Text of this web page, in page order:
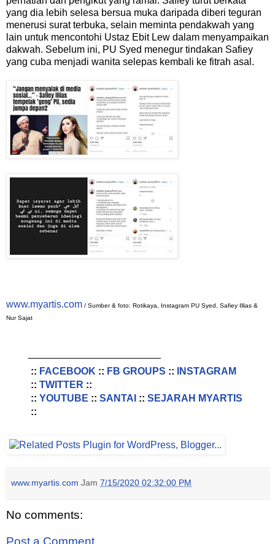
yang dia lebih selesa bersua muka daripada diberi teguran
menerusi surat terbuka, selain meminta pendakwah yang
lain untuk mencontohi Ustaz Ebit Lew dalam menyampaikan
dakwah. Sebelum ini, PU Syed menegur tindakan Safiey
yang cuba menjadi wanita selepas kembali ke fitrah asal.
www.myartis.com / Sumber & foto: Rotikaya, Instagram PU Syed, Safiey Illias &
Nur Sajat
:: FACEBOOK :: FB GROUPS ::
INSTAGRAM
:: TWITTER ::
:: YOUTUBE :: SANTAI :: SEJARAH MYARTIS
::
www.myartis.com Jam 7/15/2020 02:32:00 PM
No comments: